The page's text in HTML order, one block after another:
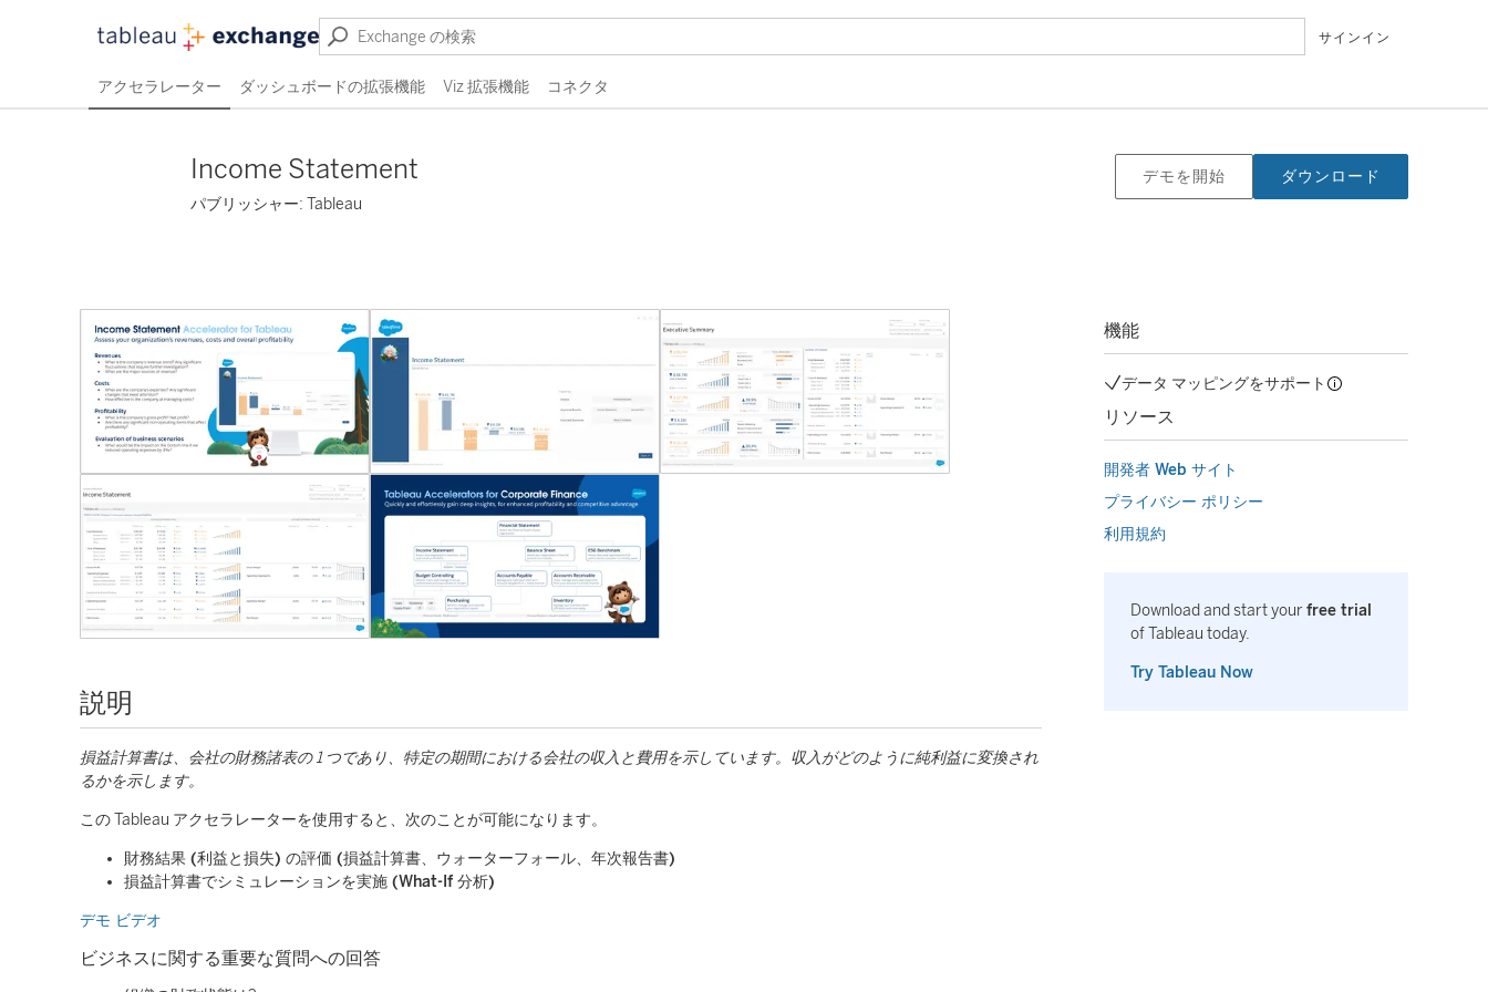
サインイン
アクセラレーター ダッシュボードの拡張機能 Viz 拡張機能 コネクタ
Income Statement
パブリッシャー: Tableau
デモを開始 ダウンロード
説明
損益計算書は、会社の財務諸表の 1 つであり、特定の期間における会社の収入と費用を示しています。収入がどのように純利益に変換され
るかを示します。
この Tableau アクセラレーターを使用すると、次のことが可能になります。
財務結果 (利益と損失) の評価 (損益計算書、ウォーターフォール、年次報告書)
損益計算書でシミュレーションを実施 (What-If 分析)
デモ ビデオ
ビジネスに関する重要な質問への回答
機能
データ マッピングをサポート
リソース
開発者 Web サイト
プライバシー ポリシー
利用規約
Download and start yourfree trial
of Tableau today.
Try Tableau Now